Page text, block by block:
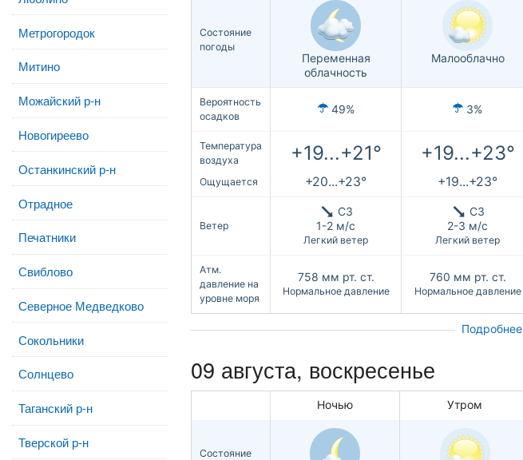
Метрогородок
Митино
Можайский р-н
Новогиреево
Останкинский р-н
Отрадное
Печатники
Свиблово
Северное Медведково
Сокольники
Солнцево
Таганский р-н
Тверской р-н
Состояние
погоды
Переменная
облачность
Малооблачно
Вероятность
осадков
49% 3%
Температура
воздуха
+19...+21° +19...+23°
Ощущается +20...+23° +19...+23°
Ветер
СЗ
1-2 м/с
Легкий ветер
СЗ
2-3 м/с
Легкий ветер
Атм.
давление на
уровне моря
758 мм рт. ст.
Нормальное давление
760 мм рт. ст.
Нормальное давление
Подробнее
09 августа, воскресенье
Ночью Утром
Состояние